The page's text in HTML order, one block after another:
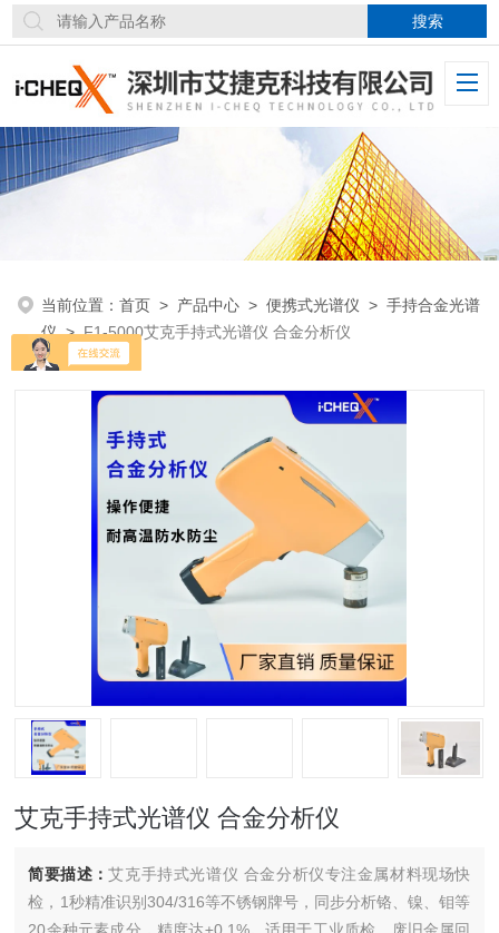
当前位置：首页 > 产品中心 >便携式光谱仪 >手持合金光谱
仪>F1-5000艾克手持式光谱仪 合金分析仪
艾克手持式光谱仪 合金分析仪
简要描述：艾克手持式光谱仪 合金分析仪专注金属材料现场快
检，1秒精准识别304/316等不锈钢牌号，同步分析铬、镍、钼等